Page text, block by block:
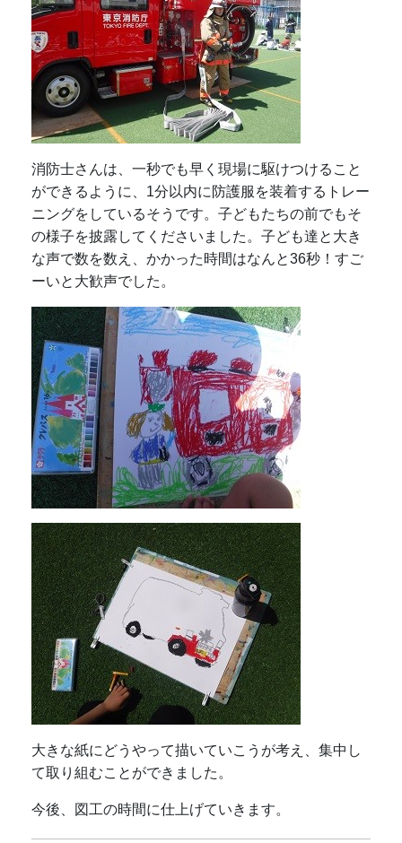
消防士さんは、一秒でも早く現場に駆けつけること
ができるように、1分以内に防護服を装着するトレー
ニングをしているそうです。子どもたちの前でもそ
の様子を披露してくださいました。子ども達と大き
な声で数を数え、かかった時間はなんと36秒！すご
ーいと大歓声でした。
大きな紙にどうやって描いていこうが考え、集中し
て取り組むことができました。
今後、図工の時間に仕上げていきます。